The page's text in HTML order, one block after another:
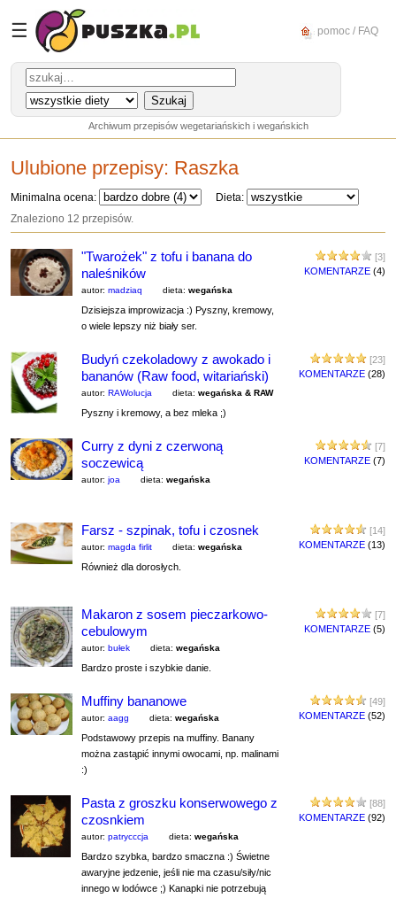
☰ pomoc / FAQ
Archiwum przepisów wegetariańskich i wegańskich
Ulubione przepisy: Raszka
Minimalna ocena:
Dieta:
Znaleziono 12 przepisów.
[3]
KOMENTARZE (4)
"Twarożek" z tofu i banana do
naleśników
autor: madziaq dieta: wegańska
Dzisiejsza improwizacja :) Pyszny, kremowy,
o wiele lepszy niż biały ser.
[23]
KOMENTARZE (28)
Budyń czekoladowy z awokado i
bananów (Raw food, witariański)
autor: RAWolucja dieta: wegańska & RAW
Pyszny i kremowy, a bez mleka ;)
[7]
KOMENTARZE (7)
Curry z dyni z czerwoną
soczewicą
autor: joa dieta: wegańska
[14]
KOMENTARZE (13)
Farsz - szpinak, tofu i czosnek
autor: magda firlit dieta: wegańska
Również dla dorosłych.
[7]
KOMENTARZE (5)
Makaron z sosem pieczarkowo-
cebulowym
autor: bułek dieta: wegańska
Bardzo proste i szybkie danie.
[49]
KOMENTARZE (52)
Muffiny bananowe
autor: aagg dieta: wegańska
Podstawowy przepis na muffiny. Banany
można zastąpić innymi owocami, np. malinami
:)
[88]
KOMENTARZE (92)
Pasta z groszku konserwowego z
czosnkiem
autor: patrycccja dieta: wegańska
Bardzo szybka, bardzo smaczna :) Świetne
awaryjne jedzenie, jeśli nie ma czasu/siły/nic
innego w lodówce ;) Kanapki nie potrzebują